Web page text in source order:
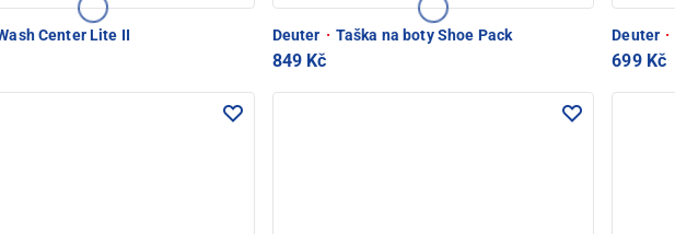
Center Lite II Deuter · Taška na boty Shoe Pack
849 Kč
Deuter ·
699 Kč